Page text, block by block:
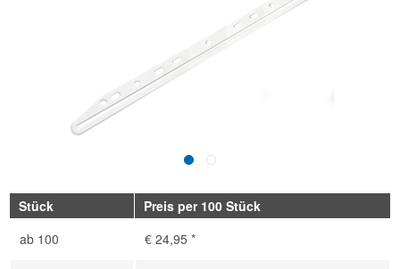
Stück
Preis per 100 Stück
ab 100 € 24,95 *